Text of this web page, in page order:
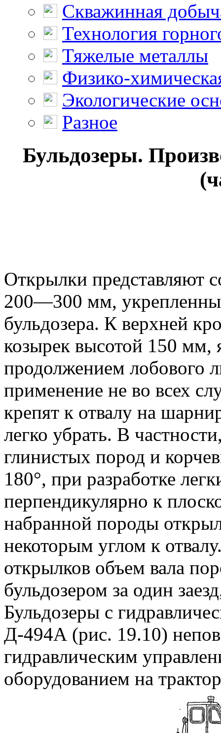
Скважинная
Технология
Тяжелые металлы
Физико-
Экологические
Разное
Бульдозеры.
Открылки представляют
200—300 мм,
бульдозера. К верхней
козырек высотой 150
продолжением лобового
применение не во всех
крепят к отвалу на
легко убрать. В
глинистых пород и
180°, при разработке
перпендикулярно к
набранной породы
некоторым углом к
открылков объем вала
бульдозером за один
Бульдозеры с
Д-494А (рис. 19.10)
гидравлическим
оборудованием на